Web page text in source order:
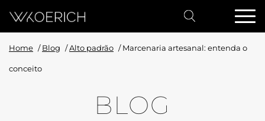
Home /Blog /Alto padrão /Marcenaria artesanal: entenda o
conceito
BLOG